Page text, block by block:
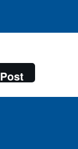
Post